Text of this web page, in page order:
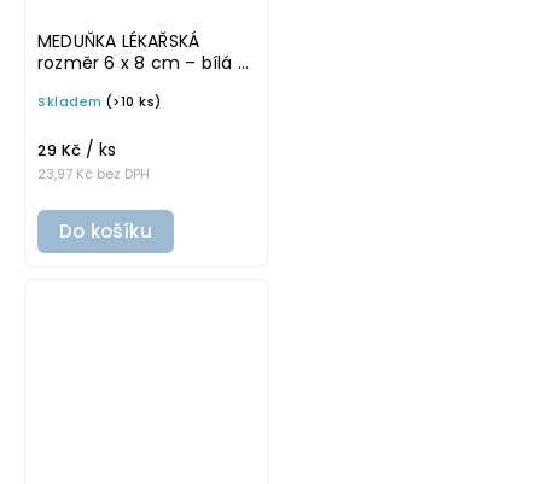
MEDUŇKA LÉKAŘSKÁ
rozměr 6 x 8 cm – bílá v
omyvatelná samolepka
Skladem (>10 ks)
23,97 Kč bez DPH
29 Kč / ks
Do košíku